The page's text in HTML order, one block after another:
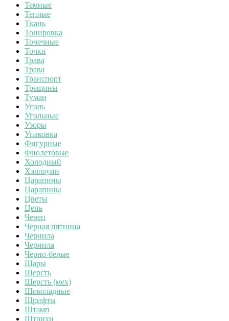
Темные
Теплые
Ткань
Тонировка
Точечные
Точки
Трава
Трава
Транспорт
Трещины
Туман
Уголь
Угольные
Узоры
Упаковка
Фигурные
Фиолетовые
Холодный
Хэллоуин
Царапины
Царапины
Цветы
Цепь
Череп
Черная пятница
Чернила
Чернила
Черно-белые
Шары
Шерсть
Шерсть (мех)
Шоколадные
Шрифты
Штамп
Штрихи